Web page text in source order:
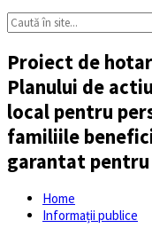
Proiect de
Planului de
local pentru
familiile
garantat pentru
Home
Informații publice